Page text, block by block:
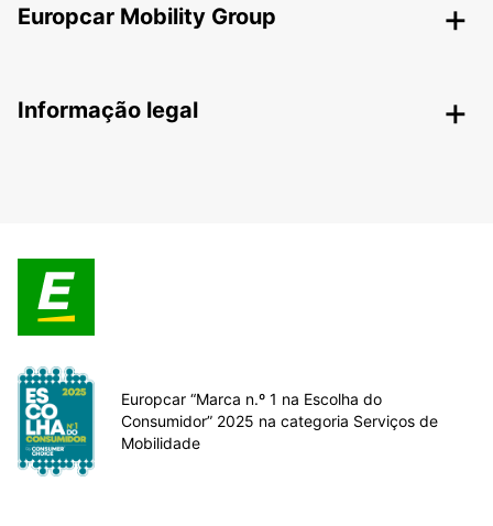
Europcar Mobility Group
Informação legal
Europcar “Marca n.º 1 na Escolha do
Consumidor” 2025 na categoria Serviços de
Mobilidade